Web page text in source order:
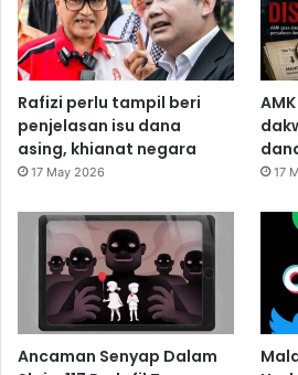
Rafizi perlu tampil beri
penjelasan isu dana
asing, khianat negara
17 May 2026 17
Ancaman Senyap Dalam